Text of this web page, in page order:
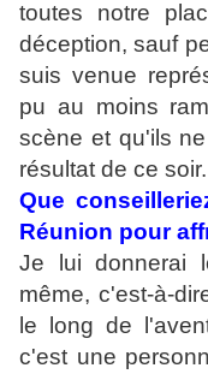
toutes notre
déception, sauf
suis venue
pu au moins
scène et qu'ils
résultat de ce soir.
Que
Réunion pour
Je lui donnerai
même, c'est-à-
le long de
c'est une